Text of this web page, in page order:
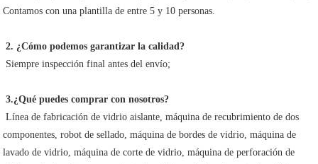
Contamos con una plantilla de entre 5 y 10 personas.
2. ¿Cómo podemos garantizar la calidad?
Siempre inspección final antes del envío;
3.¿Qué puedes comprar con nosotros?
componentes, robot de sellado, máquina de bordes de vidrio, máquina de
lavado de vidrio, máquina de corte de vidrio, máquina de perforación de